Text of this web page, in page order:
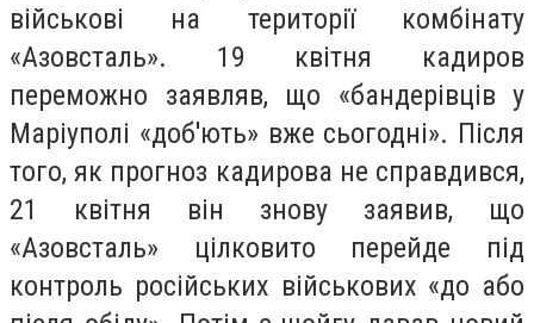
військові на території комбінату
«Азовсталь». 19 квітня кадиров
переможно заявляв, що «бандерівців у
Маріуполі «доб'ють» вже сьогодні». Після
того, як прогноз кадирова не справдився,
21 квітня він знову заявив, що
«Азовсталь» цілковито перейде під
контроль російських військових «до або